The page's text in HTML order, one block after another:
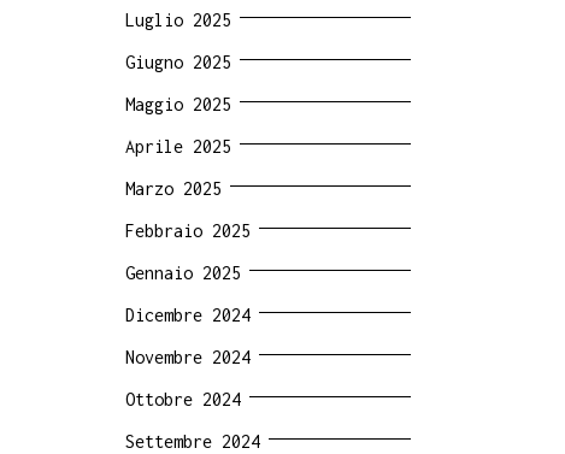
Luglio 2025
Giugno 2025
Maggio 2025
Aprile 2025
Marzo 2025
Febbraio 2025
Gennaio 2025
Dicembre 2024
Novembre 2024
Ottobre 2024
Settembre 2024